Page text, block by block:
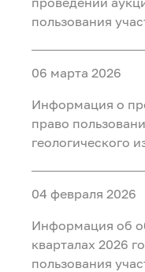
пользования
на территории
разведки и
ископаемых, в
полезных
компонентов из
вскрышных и
вскрышных и
06 марта 2026
Информация о
право
геологического
расположенного
Мансийского
Мансийского
04 февраля 2026
Информация об
кварталах 2026
пользования